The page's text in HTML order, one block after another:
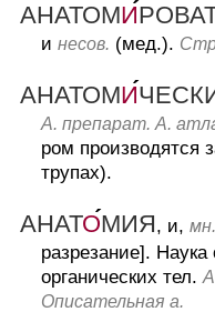
АНАТОМИ
и несов. (мед.).
АНАТОМИ
А. препарат. А.
ром производятся
трупах).
АНАТОМИЯ, и, мн.
разрезание]. Наука
органических тел.
Описательная а.